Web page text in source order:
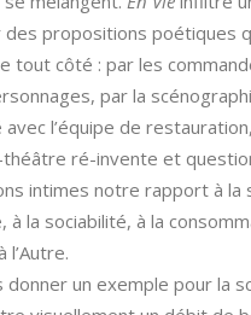
propositions poétiques
tout côté : par les
par la
avec l’équipe de
théâtre ré-invente et
intimes notre rapport à la
à la sociabilité, à la
l’Autre.
donner un exemple pour la